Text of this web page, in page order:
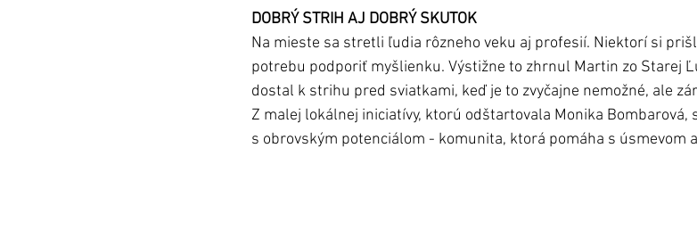
DOBRÝ STRIH AJ DOBRÝ SKUTOK
Na mieste sa stretli ľudia rôzneho veku aj profesií. Niektorí si
potrebu podporiť myšlienku. Výstižne to zhrnul Martin zo Starej
dostal k strihu pred sviatkami, keď je to zvyčajne nemožné, ale
Z malej lokálnej iniciatívy, ktorú odštartovala Monika Bombarová,
s obrovským potenciálom - komunita, ktorá pomáha s úsmevom a